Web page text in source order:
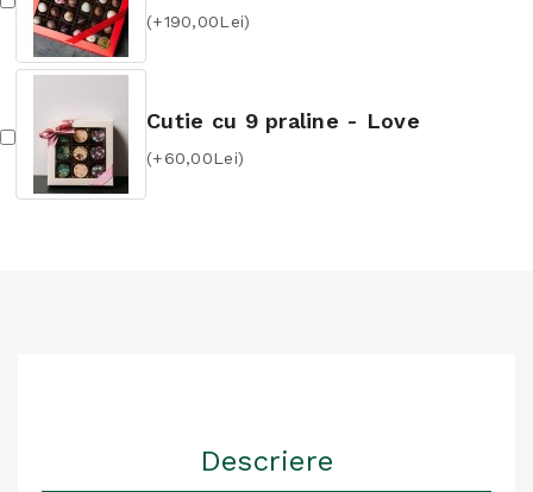
(+190,00Lei)
Cutie cu 9 praline - Love
(+60,00Lei)
Descriere